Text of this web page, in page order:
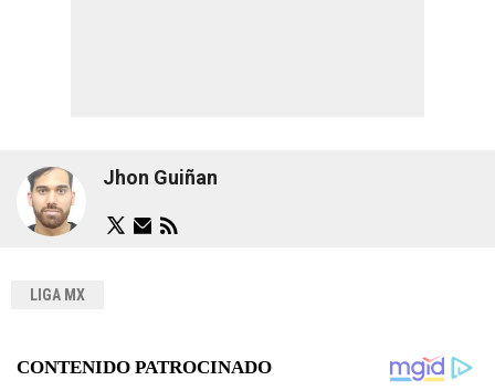
Jhon Guiñan
LIGA MX